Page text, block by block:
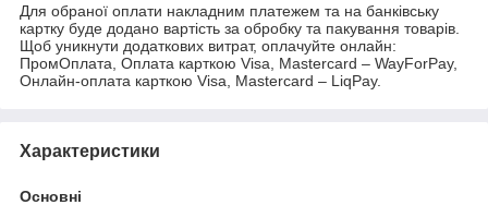
Для обраної оплати накладним платежем та на банківську
картку буде додано вартість за обробку та пакування товарів.
Щоб уникнути додаткових витрат, оплачуйте онлайн:
ПромОплата, Оплата карткою Visa, Mastercard – WayForPay,
Онлайн-оплата карткою Visa, Mastercard – LiqPay.
Характеристики
Основні